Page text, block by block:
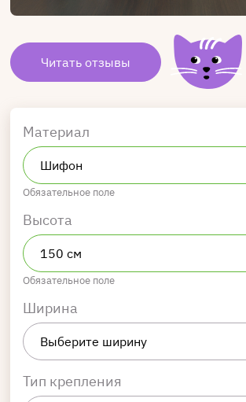
Читать отзывы
Материал
Обязательное поле
Высота
Обязательное поле
Ширина
Тип крепления